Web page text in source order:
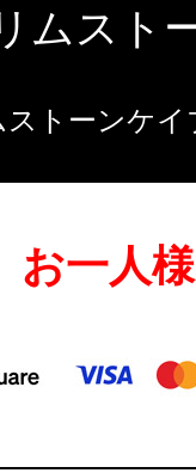
ムスト
トーンケイ
お一人様